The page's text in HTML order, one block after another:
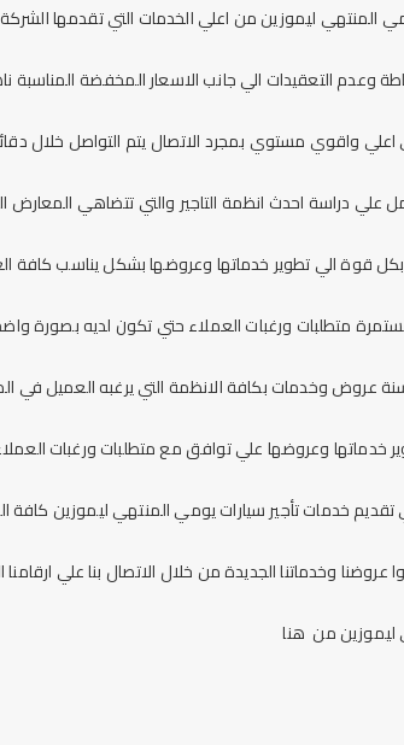
المنتهي ليموزينمن اعلي الخدمات التي تقدمها
وعدم التعقيدات الي جانب الاسعار المخفضة
واقوي مستوي بمجرد الاتصال يتم التواصل خلال
دراسة احدث انظمة التاجير والتي تتضاهي المعارض
قوة الي تطوير خدماتها وعروضها بشكل يناسب كافة
متطلبات ورغبات العملاء حتي تكون لديه بصورة
عروض وخدمات بكافة الانظمة التي يرغبه العميل في
خدماتها وعروضها علي توافق مع متطلبات ورغبات
تقديم خدماتتأجير سيارات يومي المنتهي ليموزين كافة
وخدماتنا الجديدة من خلال الاتصال بنا علي
ليموزينمن هنا